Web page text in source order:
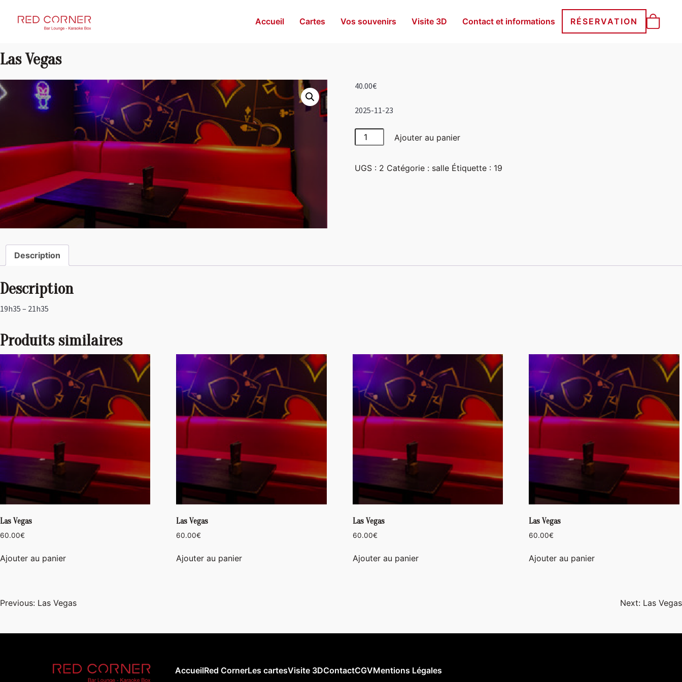
RED CORNER Accueil Cartes Vos souvenirs Visite 3D Contact et informations RÉSERVATION
Las Vegas
40.00€
2025-11-23
quantité
de
Vegas
Ajouter au panier
UGS : 2 Catégorie : salle Étiquette : 19
Description
Description
19h35 – 21h35
Produits similaires
Las Vegas
60.00€
Ajouter au panier
Las Vegas
60.00€
Ajouter au panier
Las Vegas
60.00€
Ajouter au panier
Las Vegas
60.00€
Ajouter au panier
Navigation
Previous: Las Vegas Next: Las Vegas
AccueilRed CornerLes cartesVisite 3DContactCGVMentions Légales